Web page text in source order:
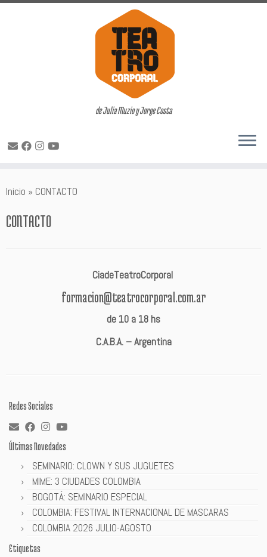
de Julia Muzio y Jorge Costa
Inicio » CONTACTO
CONTACTO
CiadeTeatroCorporal
formacion@teatrocorporal.com.ar
de 10 a 18 hs
C.A.B.A. – Argentina
Redes Sociales
Últimas Novedades
SEMINARIO: CLOWN Y SUS JUGUETES
MIME: 3 CIUDADES COLOMBIA
BOGOTÁ: SEMINARIO ESPECIAL
COLOMBIA: FESTIVAL INTERNACIONAL DE MASCARAS
COLOMBIA 2026 JULIO-AGOSTO
Etiquetas